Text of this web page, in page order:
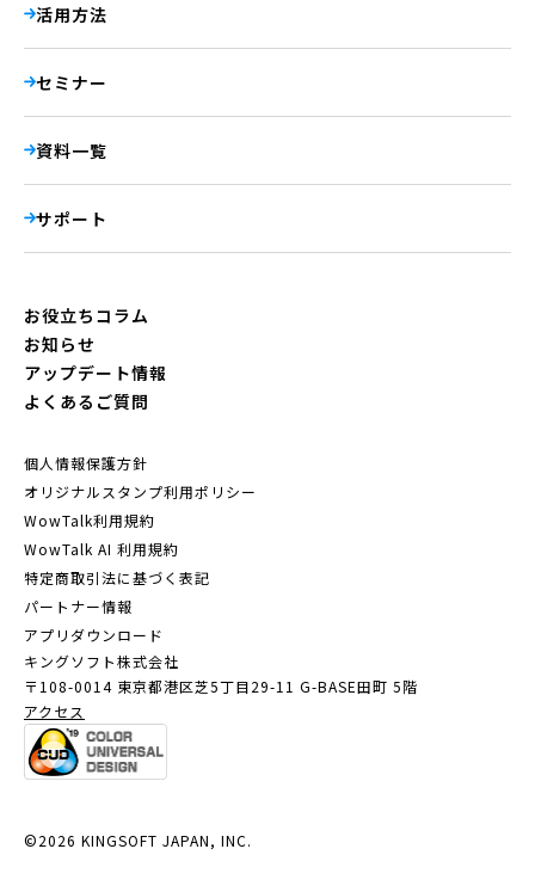
活用方法
セミナー
資料一覧
サポート
お役立ちコラム
お知らせ
アップデート情報
よくあるご質問
個人情報保護方針
オリジナルスタンプ利用ポリシー
WowTalk利用規約
WowTalk AI 利用規約
特定商取引法に基づく表記
パートナー情報
アプリダウンロード
キングソフト株式会社
〒108-0014 東京都港区芝5丁目29-11 G-BASE田町 5階
アクセス
©2026 KINGSOFT JAPAN, INC.